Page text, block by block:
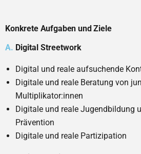
Konkrete Aufgaben und Ziele
A. Digital Streetwork
Digital und reale aufsuchende
Digitale und reale Beratung von
Multiplikator:innen
Digitale und reale Jugendbildung
Prävention
Digitale und reale Partizipation